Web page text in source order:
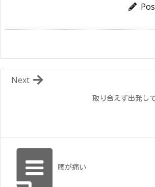
取り合えず出発し
Next
腰が痛い